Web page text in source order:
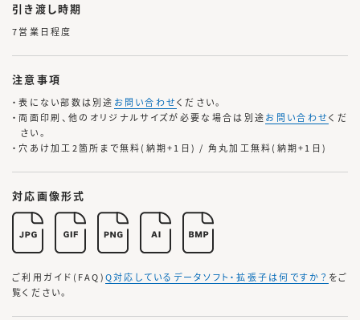
引き渡し時期
7営業日程度
注意事項
・表にない部数は別途 お問い合わせください。
・両面印刷、他のオリジナルサイズが必要な場合は別途お問い合わせくだ
さい。
・穴あけ加工2箇所まで無料(納期+1日) / 角丸加工無料(納期+1日)
対応画像形式
ご利用ガイド(FAQ)Q対応しているデータソフト・拡張子は何ですか？ をご
覧ください。